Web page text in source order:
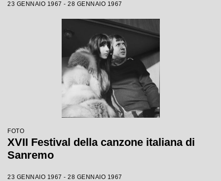
23 GENNAIO 1967 - 28 GENNAIO 1967
FOTO
XVII Festival della canzone italiana di
Sanremo
23 GENNAIO 1967 - 28 GENNAIO 1967